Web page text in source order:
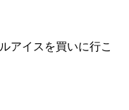
アイスを買いに行こ